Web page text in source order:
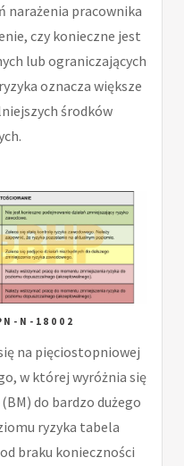
narażenia pracownika
czy konieczne jest
lub ograniczających
oznacza większe
środków
N-18002
na pięciostopniowej
w której wyróżnia się
do bardzo dużego
ryzyka tabela
braku konieczności